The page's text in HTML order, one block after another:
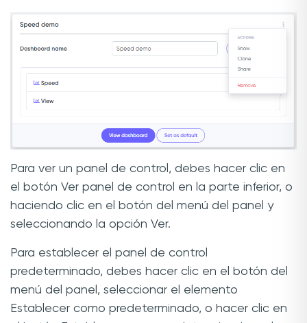
Para ver un panel de control, debes hacer clic en
el botón Ver panel de control en la parte inferior, o
haciendo clic en el botón del menú del panel y
seleccionando la opción Ver.
Para establecer el panel de control
predeterminado, debes hacer clic en el botón del
menú del panel, seleccionar el elemento
Establecer como predeterminado, o hacer clic en